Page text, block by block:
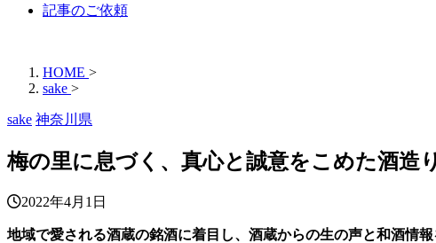
記事のご依頼
HOME >
sake >
sake 神奈川県
梅の里に息づく、真心と誠意をこめた酒造
2022年4月1日
地域で愛される酒蔵の銘酒に着目し、酒蔵からの生の声と和酒情